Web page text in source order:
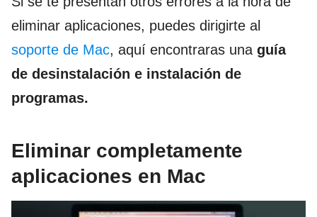
eliminar aplicaciones, puedes dirigirte al
soporte de Mac, aquí encontraras una guía
de desinstalación e instalación de
programas.
Eliminar completamente
aplicaciones en Mac